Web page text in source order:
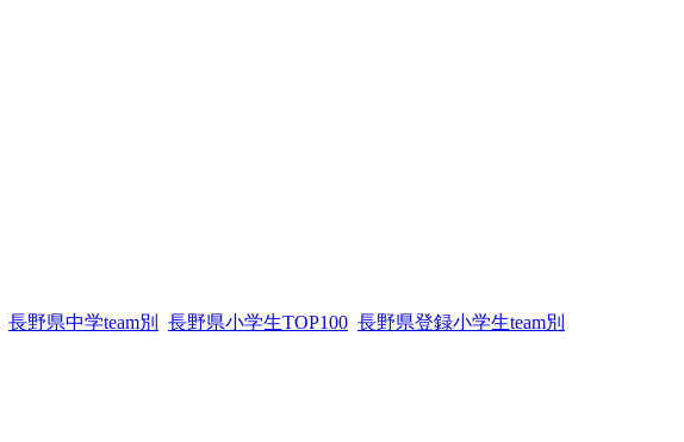
長野県中学team別 長野県小学生TOP100 長野県登録小学生team別